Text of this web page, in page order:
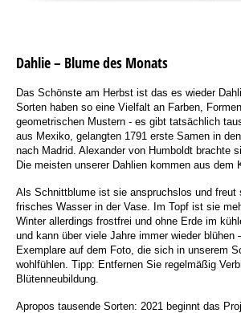
Dahlie – Blume des Monats
Das Schönste am Herbst ist das es wieder
Sorten haben so eine Vielfalt an Farben,
geometrischen Mustern - es gibt tatsächlich
aus Mexiko, gelangten 1791 erste Samen in
nach Madrid. Alexander von Humboldt brachte
Die meisten unserer Dahlien kommen aus dem
Als Schnittblume ist sie anspruchslos und freut
frisches Wasser in der Vase. Im Topf ist sie
Winter allerdings frostfrei und ohne Erde im
und kann über viele Jahre immer wieder blühen
Exemplare auf dem Foto, die sich in unserem
wohlfühlen. Tipp: Entfernen Sie regelmäßig
Blütenneubildung.
Apropos tausende Sorten: 2021 beginnt das